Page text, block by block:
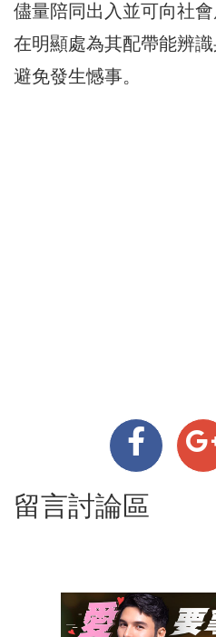
儘量陪同出入並可向社會
在明顯處為其配帶能辨
避免發生憾事。
留言討論區